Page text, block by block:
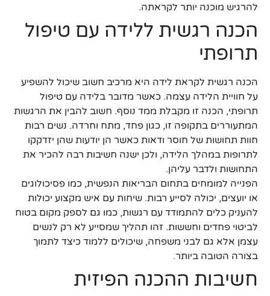
להרגיש מוכנה יותר לקראתה.
הכנה רגשית ללידה עם טיפול
תרופתי
הכנה רגשית לקראת לידה היא מרכיב חשוב שיכול להשפיע
על חוויית הלידה עצמה. כאשר מדובר בלידה עם טיפול
תרופתי, הכנה זו מקבלת ממד נוסף. חשוב להבין את הרגשות
המתעוררים בתקופה זו, כגון פחד, מתח וחרדה. נשים רבות
חוות תחושות של חוסר ודאות כאשר הן יודעות שהן יזדקקו
לתרופות במהלך הלידה, ולכן ישנה חשיבות רבה להכיר את
התחושות ולדבר עליהן.
הפנייה למומחים בתחום הבריאות הנפשית, כמו פסיכולוגים
או יועצים, יכולה לסייע רבות. שיחות עם איש מקצוע יכולות
להעניק כלים להתמודד עם רגשות, כמו גם לספק מקום בטוח
לביטוי פחדים וחששות. זהו תהליך שמסייע לא רק לנשים
עצמן אלא גם לבני משפחה, שיכולים ללמוד כיצד לתמוך
בצורה הטובה ביותר.
חשיבות ההכנה הפיזית